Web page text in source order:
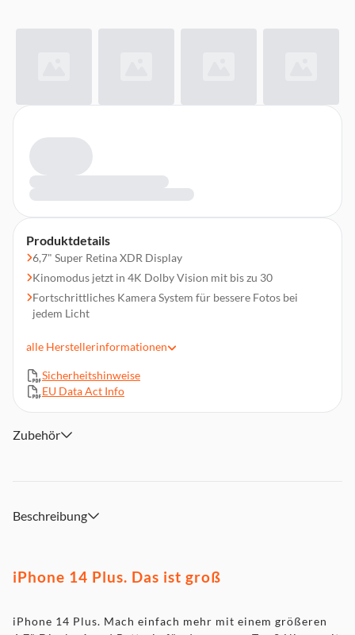
Produktdetails
6,7" Super Retina XDR Display
Kinomodus jetzt in 4K Dolby Vision mit bis zu 30
Fortschrittliches Kamera System für bessere Fotos bei
jedem Licht
Ein wichtiges Sicherheitsfeature – die Unfallerkennung, ruft
Hilfe, wenn du es nicht kannst
Batterielaufzeit für den ganzen Tag und bis zu 26 Stunden
Performance. Ultraschneller 5G Mobilfunk
alle Herstellerinformationen
Sicherheitshinweise
EU Data Act Info
Zubehör
Beschreibung
iPhone 14 Plus. Das ist groß
iPhone 14 Plus. Mach einfach mehr mit einem größeren